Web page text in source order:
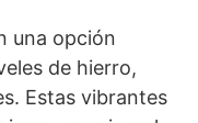
una opción
de hierro,
Estas vibrantes